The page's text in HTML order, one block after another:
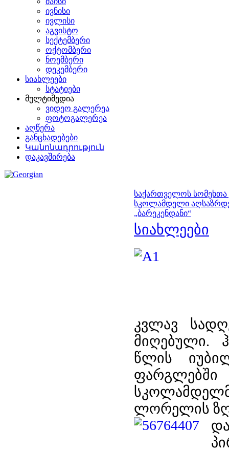
ივნისი
ივლისი
აგვისტო
სექტემბერი
ოქტომბერი
ნოემბერი
დეკემბერი
სიახლეები
სტატიები
მულტიმედია
ვიდეო გალერეა
ფოტოგალერეა
აღწერა
განცხადებები
Կանոնադրություն
დაკავშირება
საქართველოს სომეხთა
სკოლამდელი
„ბარეკენდანი“
სიახლეები
კვლავ
მიღებული.
წლის
ლორელის